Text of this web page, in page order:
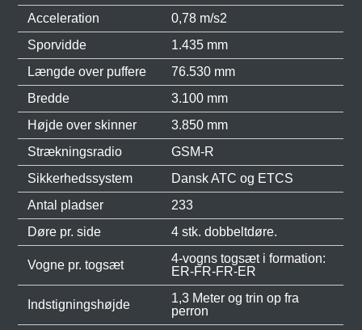
Acceleration
0,78 m/s2
Sporvidde
1.435 mm
Længde over puffere
76.530 mm
Bredde
3.100 mm
Højde over skinner
3.850 mm
Strækningsradio
GSM-R
Sikkerhedssystem
Dansk ATC og ETCS
Antal pladser
233
Døre pr. side
4 stk. dobbeltdøre.
Vogne pr. togsæt
4-vogns togsæt i formation:
ER-FR-FR-ER
Indstigningshøjde
1,3 Meter og trin op fra
perron